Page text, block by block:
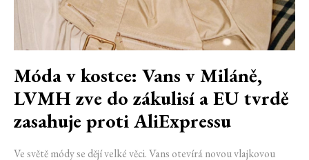
Móda v kostce: Vans v Miláně,
LVMH zve do zákulisí a EU tvrdě
zasahuje proti AliExpressu
Ve světě módy se dějí velké věci. Vans otevírá novou vlajkovou